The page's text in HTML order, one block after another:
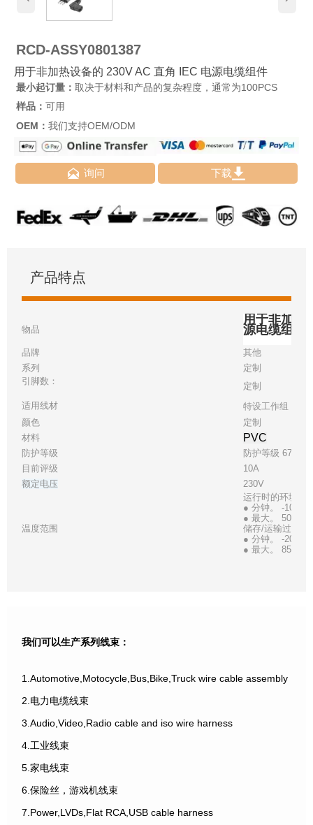
RCD-ASSY0801387
用于非加热设备的 230V AC 直角 IEC 电源电缆组件
最小起订量： 取决于材料和产品的复杂程度，通常为100PCS
样品： 可用
OEM： 我们支持OEM/ODM
 询问 下载
产品特点
物品
用于非加热
源电缆组件
品牌
其他
系列
定制
引脚数：
定制
适用线材
特设工作组 16
颜色
定制
材料
PVC
防护等级
防护等级 67
目前评级
10A
额定电压
230V
温度范围
运行时的环境温
● 分钟。 -10℃
● 最大。 50℃
储存/运输过程中
● 分钟。 -20℃
● 最大。 85℃
我们可以生产系列线束：
1.Automotive,Motocycle,Bus,Bike,Truck wire cable assembly
2.电力电缆线束
3.Audio,Video,Radio cable and iso wire harness
4.工业线束
5.家电线束
6.保险丝，游戏机线束
7.Power,LVDs,Flat RCA,USB cable harness